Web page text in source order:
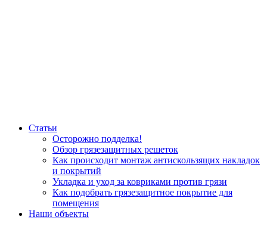
Статьи
Осторожно подделка!
Обзор грязезащитных решеток
Как происходит монтаж антискользящих накладок
и покрытий
Укладка и уход за ковриками против грязи
Как подобрать грязезащитное покрытие для
помещения
Наши объекты